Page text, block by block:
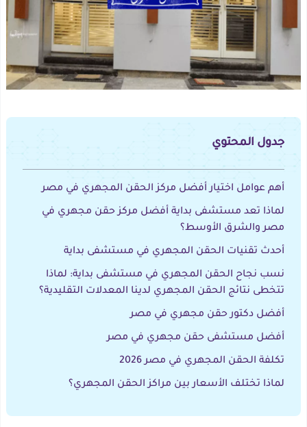
جدول المحتوي
أهم عوامل اختيار أفضل مركز الحقن المجهري في مصر
لماذا تعد مستشفى بداية أفضل مركز حقن مجهري في
مصر والشرق الأوسط؟
أحدث تقنيات الحقن المجهري في مستشفى بداية
نسب نجاح الحقن المجهري في مستشفى بداية: لماذا
تتخطى نتائج الحقن المجهري لدينا المعدلات التقليدية؟
أفضل دكتور حقن مجهري في مصر
أفضل مستشفى حقن مجهري في مصر
تكلفة الحقن المجهري في مصر 2026
لماذا تختلف الأسعار بين مراكز الحقن المجهري؟